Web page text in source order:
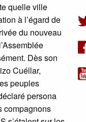
quelle ville
à l’égard de
du nouveau
Dès son
Cuéllar,
peuples
persona
compagnons